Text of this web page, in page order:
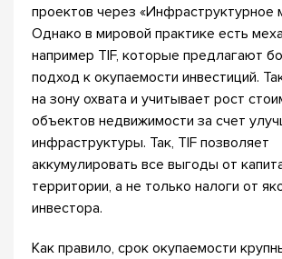
проектов через «Инфраструктурное
Однако в мировой практике есть
например TIF, которые предлагают
подход к окупаемости инвестиций.
на зону охвата и учитывает рост
объектов недвижимости за счет
инфраструктуры. Так, TIF позволяет
аккумулировать все выгоды от
территории, а не только налоги от
инвестора.
Как правило, срок окупаемости